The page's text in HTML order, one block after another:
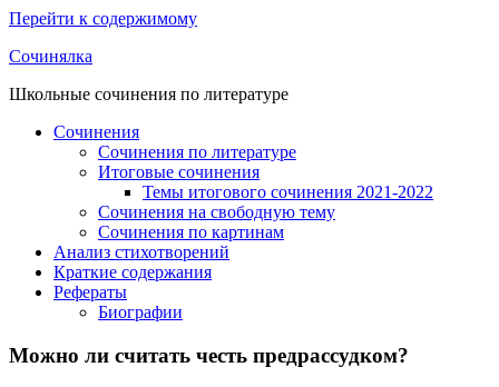
Перейти к содержимому
Сочинялка
Школьные сочинения по литературе
Сочинения
Сочинения по литературе
Итоговые сочинения
Темы итогового сочинения 2021-2022
Сочинения на свободную тему
Сочинения по картинам
Анализ стихотворений
Краткие содержания
Рефераты
Биографии
Можно ли считать честь предрассудком?